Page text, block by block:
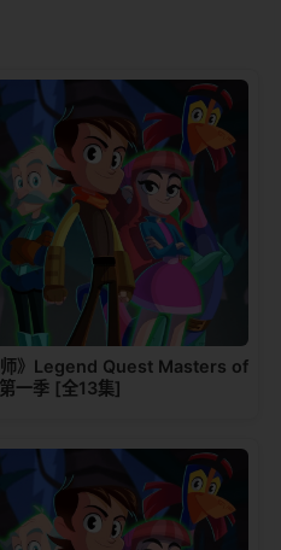
师》Legend Quest Masters of
一季 [全13集]